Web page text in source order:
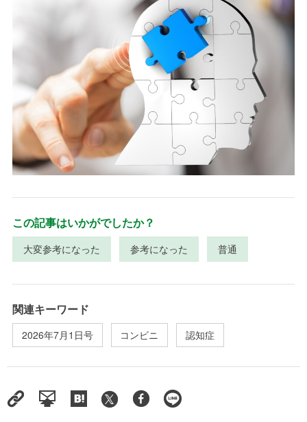
この記事はいかがでしたか？
大変参考になった 参考になった 普通
関連キーワード
2026年7月1日号 コンビニ 認知症